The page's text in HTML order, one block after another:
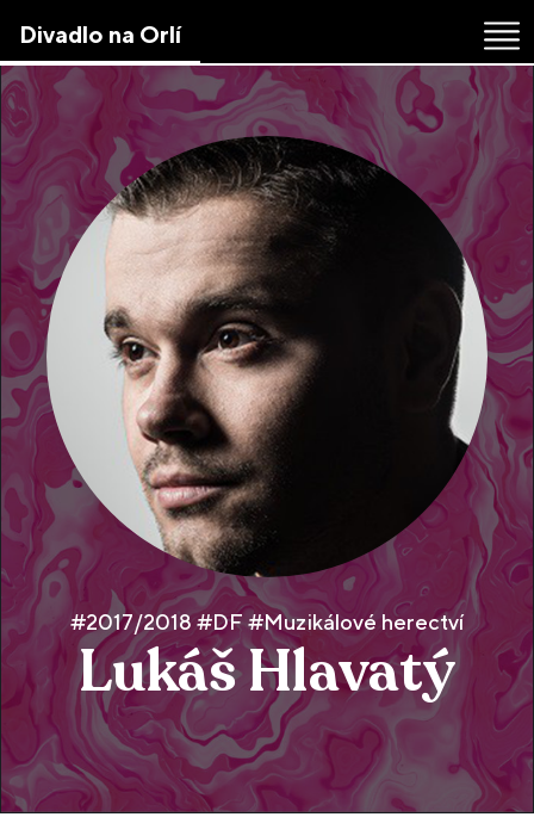
the
content
↷
Divadlo na Orlí
#2017/2018 #DF #Muzikálové herectví
Lukáš Hlavatý